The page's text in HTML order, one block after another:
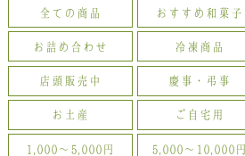
たからの上生菓子 たからについて
ブログ 会社概要
全ての商品 おすすめ和菓子
お詰め合わせ 冷凍商品
店頭販売中 慶事・弔事
お土産 ご自宅用
1,000〜5,000円 5,000〜10,000円